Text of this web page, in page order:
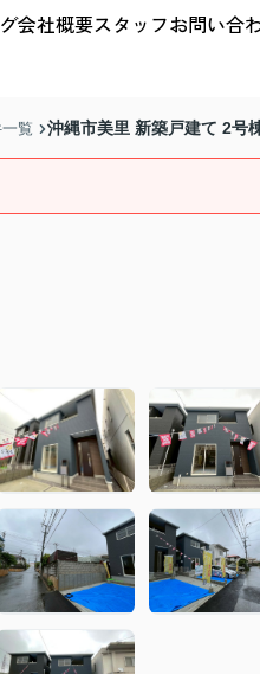
会社概要スタッフお問い合
覧 沖縄市美里 新築戸建て 2号